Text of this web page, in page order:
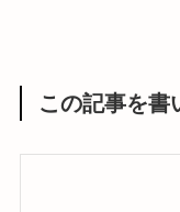
この記事を書